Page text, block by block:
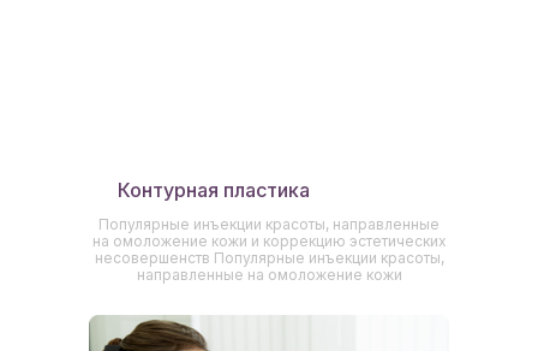
Популярные инъекции красоты, направленные
на омоложение кожи и коррекцию эстетических
несовершенств Популярные инъекции красоты,
направленные на омоложение кожи
Контурная пластика